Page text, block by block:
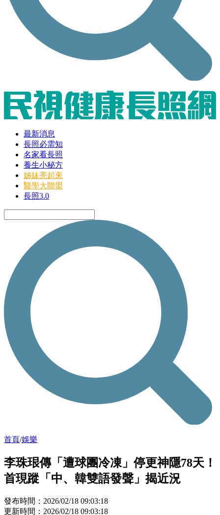
最新消息
長照必需知
名家看長照
養生小秘方
姊妹亮起來
醫學大聯盟
長照3.0
首頁/娛樂
李珠珢傳「遭球團冷凍」停更神隱78天！
首現蹤「中、韓雙語發聲」揭近況
發布時間：2026/02/18 09:03:18
更新時間：2026/02/18 09:03:18